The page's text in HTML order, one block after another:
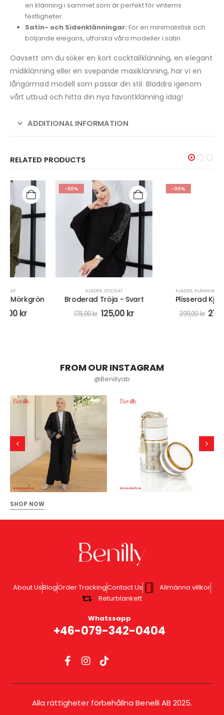
en klänning i sammet som är perfekt för vinterns
festligheter.
Satin- och Sidenklänningar: För en minimalistisk och
böljande elegans, utforska våra modeller i satin.
Oavsett om du söker en kort cocktailklänning, en elegant
midiklänning eller en svepande maxiklänning, har vi en
långärmad modell som passar din stil. Bläddra igenom
vårt utbud och hitta din nya favoritklänning idag!
ADDITIONAL INFORMATION
RELATED PRODUCTS
-30%
Broderad Tröja - Svart
125,00kr
-30%
KLÄNNINGAR & KJOLAR
Plisserad Kjol - Svart
399,00 279,00kr
FROM OUR INSTAGRAM
@Benillyab
SHOP NOW
About UsBlogOrder TrackingContact Us
Allmänna villkor
Returblankett
Whatssapp
+46-079-342-0404
Alla rättigheter förbehållna Benelli AB 2025.